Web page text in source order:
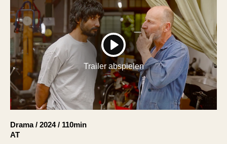
So geht’s
Filmpakete
Gutscheine
& Filmpässe
Account
PLAY
Trailer abspielen
Drama / 2024 / 110min
AT